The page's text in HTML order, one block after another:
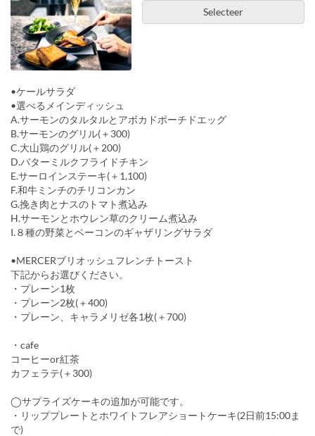
Selecteer
•ケールサラダ
•選べるメインディッシュ
A.サーモンのタルタルとアボカドポーチドエッグ
B.サーモンのグリル(＋300)
C.大山鶏のグリル(＋200)
D.バターミルクフライドチキン
E.サーロインステーキ(＋1,100)
F.和牛ミンチのチリコンカン
G.挽き肉とナスのトマト煮込み
H.サーモンとホウレン草のクリーム煮込み
I.８種の野菜とベーコンのギャザリングサラダ
•MERCERブリオッシュフレンチトースト
下記からお選びください。
・プレーン1枚
・プレーン2枚(＋400)
・プレーン、キャラメリゼ各1枚(＋700)
・cafe
コーヒーor紅茶
カフェラテ(＋300)
◯サプライズケーキの追加が可能です。
・リッププレートとホワイトフレアショートケーキ(2日前15:00ま
で)